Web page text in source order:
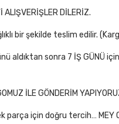
ALIŞVERİŞLER DİLERİZ.
bir şekilde teslim edilir.
aldıktan sonra 7 İŞ GÜNÜ
İLE GÖNDERİM
parça için doğru tercih… MEY